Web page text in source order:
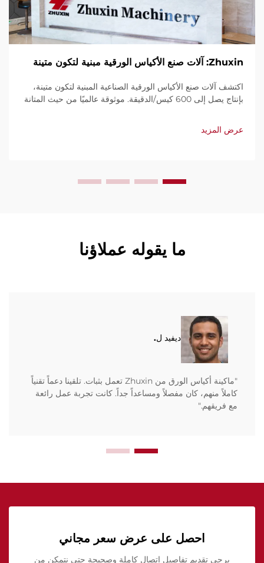
Zhuxin: آلات صنع الأكياس الورقية مبنية لتكون متينة
اكتشف آلات صنع الأكياس الورقية الصناعية المبنية لتكون متينة،
بإنتاج يصل إلى 600 كيس/الدقيقة. موثوقة عالميًا من حيث المتانة
وخدمة سريعة. اطلب عرض سعر اليوم.
عرض المزيد
ما يقوله عملاؤنا
ديفيد ل.
"ماكينة أكياس الورق من Zhuxin تعمل بثبات. تلقينا دعماً تقنياً
كاملاً منهم، كان مفصلاً ومساعداً جداً. كانت تجربة عمل رائعة
مع فريقهم."
احصل على عرض سعر مجاني
يرجى تقديم تفاصيل اتصال كاملة وصحيحة حتى نتمكن من